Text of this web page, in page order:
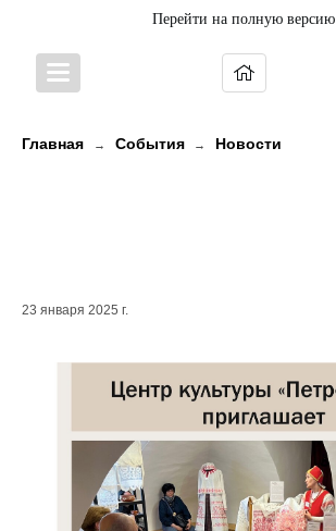
Перейти на полную версию
Главная → События → Новости
23 января 2025 г.